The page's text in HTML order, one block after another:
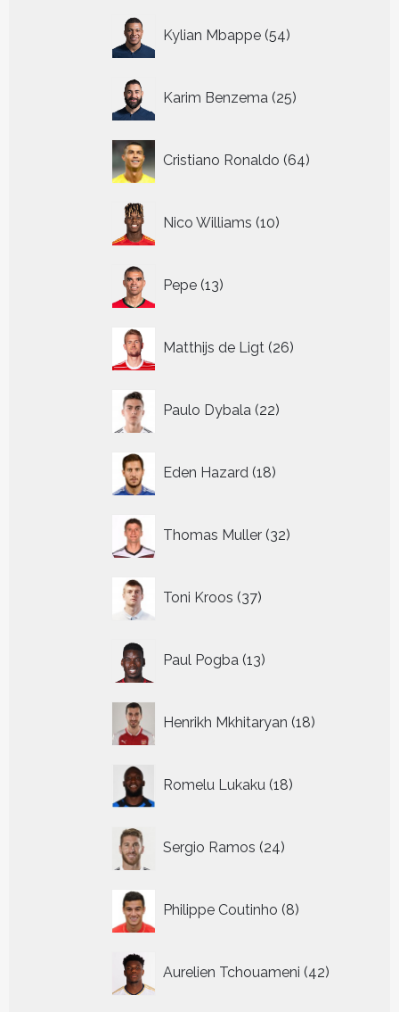
Kylian Mbappe 54
producten
Karim Benzema 25
producten
Cristiano Ronaldo 64
producten
Nico Williams 10
producten
Pepe 13
producten
Matthijs de Ligt 26
producten
Paulo Dybala 22
producten
Eden Hazard 18
producten
Thomas Muller 32
producten
Toni Kroos 37
producten
Paul Pogba 13
producten
Henrikh Mkhitaryan 18
producten
Romelu Lukaku 18
producten
Sergio Ramos 24
producten
Philippe Coutinho 8
producten
Aurelien Tchouameni 42
producten